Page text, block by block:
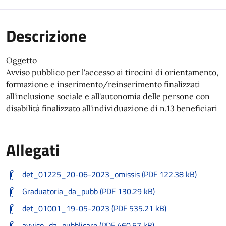
Descrizione
Oggetto
Avviso pubblico per l'accesso ai tirocini di orientamento,
formazione e inserimento/reinserimento finalizzati
all'inclusione sociale e all'autonomia delle persone con
disabilità finalizzato all'individuazione di n.13 beneficiari
Allegati
det_01225_20-06-2023_omissis (PDF 122.38 kB)
Graduatoria_da_pubb (PDF 130.29 kB)
det_01001_19-05-2023 (PDF 535.21 kB)